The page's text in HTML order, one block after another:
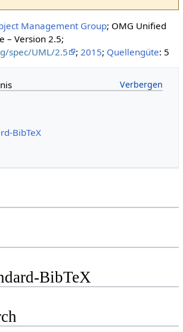
Management Group; OMG Unified
– Version 2.5;
spec/UML/2.5
; 2015; Quellengüte: 5
BibTeX
BibTeX